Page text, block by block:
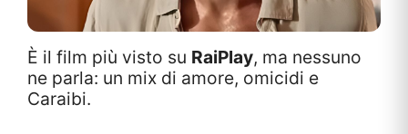
È il film più visto su RaiPlay, ma nessuno
ne parla: un mix di amore, omicidi e
Caraibi.